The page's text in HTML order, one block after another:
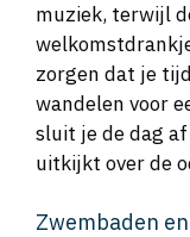
muziek, terwijl
zorgen dat je
wandelen voor
sluit je de dag
uitkijkt over de
Zwembaden